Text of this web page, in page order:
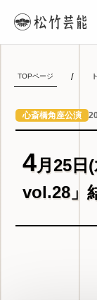
TOPページ
心斎橋角座公演
4月25日
vol.28」